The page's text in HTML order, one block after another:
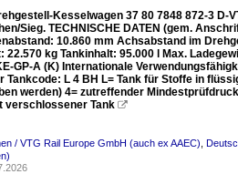
Kesselwagen 37 80 7848 872-3 D-
Sieg. TECHNISCHE DATEN (gem.
10.860 mm Achsabstand im
22.570 kg Tankinhalt: 95.000 l Max.
GP-A (K) Internationale
Tankcode: L 4 BH L= Tank für Stoffe in
werden) 4= zutreffender
verschlossener Tank 
/ VTG Rail Europe GmbH (auch ex AAEC)